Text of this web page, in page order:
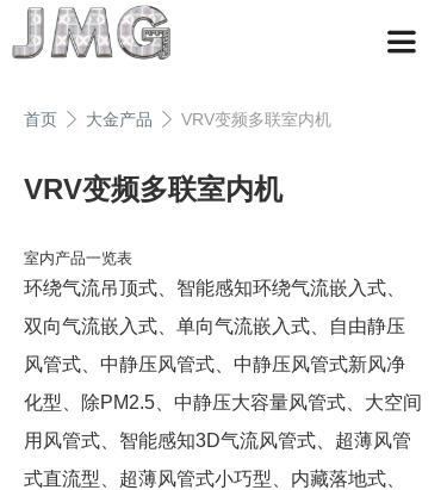
首页 大金产品 VRV变频多联室内机
VRV变频多联室内机
室内产品一览表
环绕气流吊顶式、智能感知环绕气流嵌入式、
双向气流嵌入式、单向气流嵌入式、自由静压
风管式、中静压风管式、中静压风管式新风净
化型、除PM2.5、中静压大容量风管式、大空间
用风管式、智能感知3D气流风管式、超薄风管
式直流型、超薄风管式小巧型、内藏落地式、